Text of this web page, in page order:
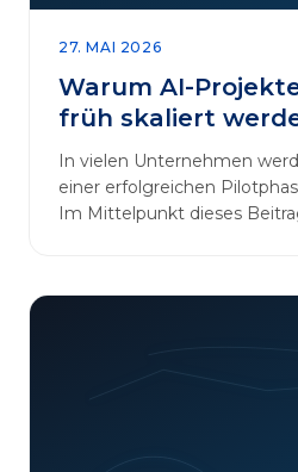
27. MAI 2026
Warum AI-
früh skaliert
In vielen Unternehmen
einer erfolgreichen
Im Mittelpunkt dieses